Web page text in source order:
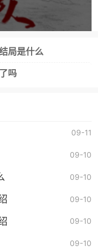
局是什么
吗
09-11
09-10
09-10
09-10
09-10
09-10